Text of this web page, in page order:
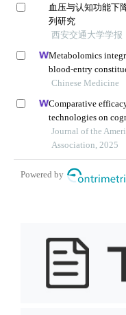
血压与认知功能下
列研究
西安交通大学学报
Metabolomics
blood-entry
component of
Chinese Medicine
Comparative
technologies on
mild cognitive
network meta-analysis
Journal of the
Association, 2025
Powered by